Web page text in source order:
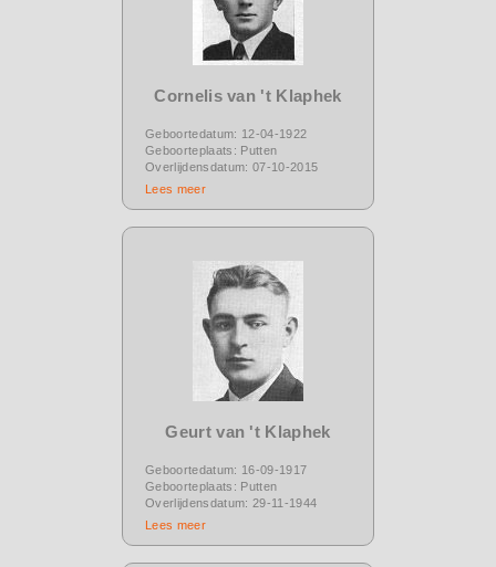
Cornelis van 't Klaphek
Geboortedatum: 12-04-1922
Geboorteplaats: Putten
Overlijdensdatum: 07-10-2015
Lees meer
Geurt van 't Klaphek
Geboortedatum: 16-09-1917
Geboorteplaats: Putten
Overlijdensdatum: 29-11-1944
Lees meer